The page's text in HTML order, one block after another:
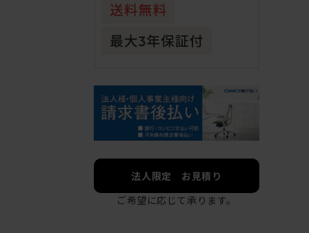
法人限定 お見積り
ご希望に応じて承ります。